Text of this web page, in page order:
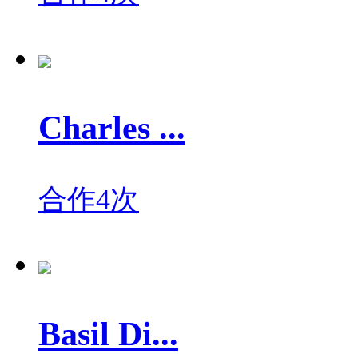
Charles ...
合作4次
Basil Di...